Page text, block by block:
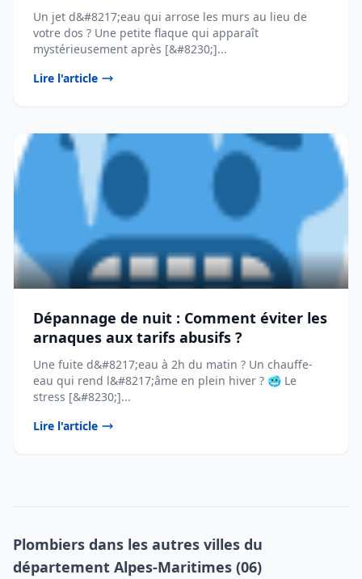
Un jet d&#8217;eau qui arrose les murs au lieu de
votre dos ? Une petite flaque qui apparaît
mystérieusement après [&#8230;]...
Lire l'article
Dépannage de nuit : Comment éviter les
arnaques aux tarifs abusifs ?
Une fuite d&#8217;eau à 2h du matin ? Un chauffe-
eau qui rend l&#8217;âme en plein hiver ? 🥶 Le
stress [&#8230;]...
Lire l'article
Plombiers dans les autres villes du
département Alpes-Maritimes (06)